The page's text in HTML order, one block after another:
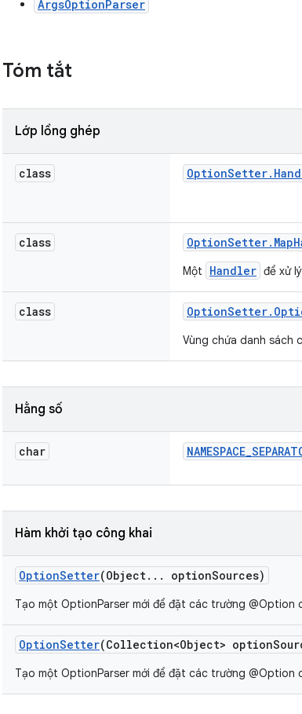
ArgsOptionParser
Tóm tắt
Lớp lồng ghép
class OptionSetter.
class OptionSetter. Map
Một Handler để xử
class OptionSetter.
Vùng chứa danh sách
Hằng số
char NAMESPACE_
Hàm khởi tạo công khai
OptionSetter(Object. . . optionSources)
Tạo một OptionParser mới để đặt các trường @Option
OptionSetter(Collection<Object> option
Tạo một OptionParser mới để đặt các trường @Option